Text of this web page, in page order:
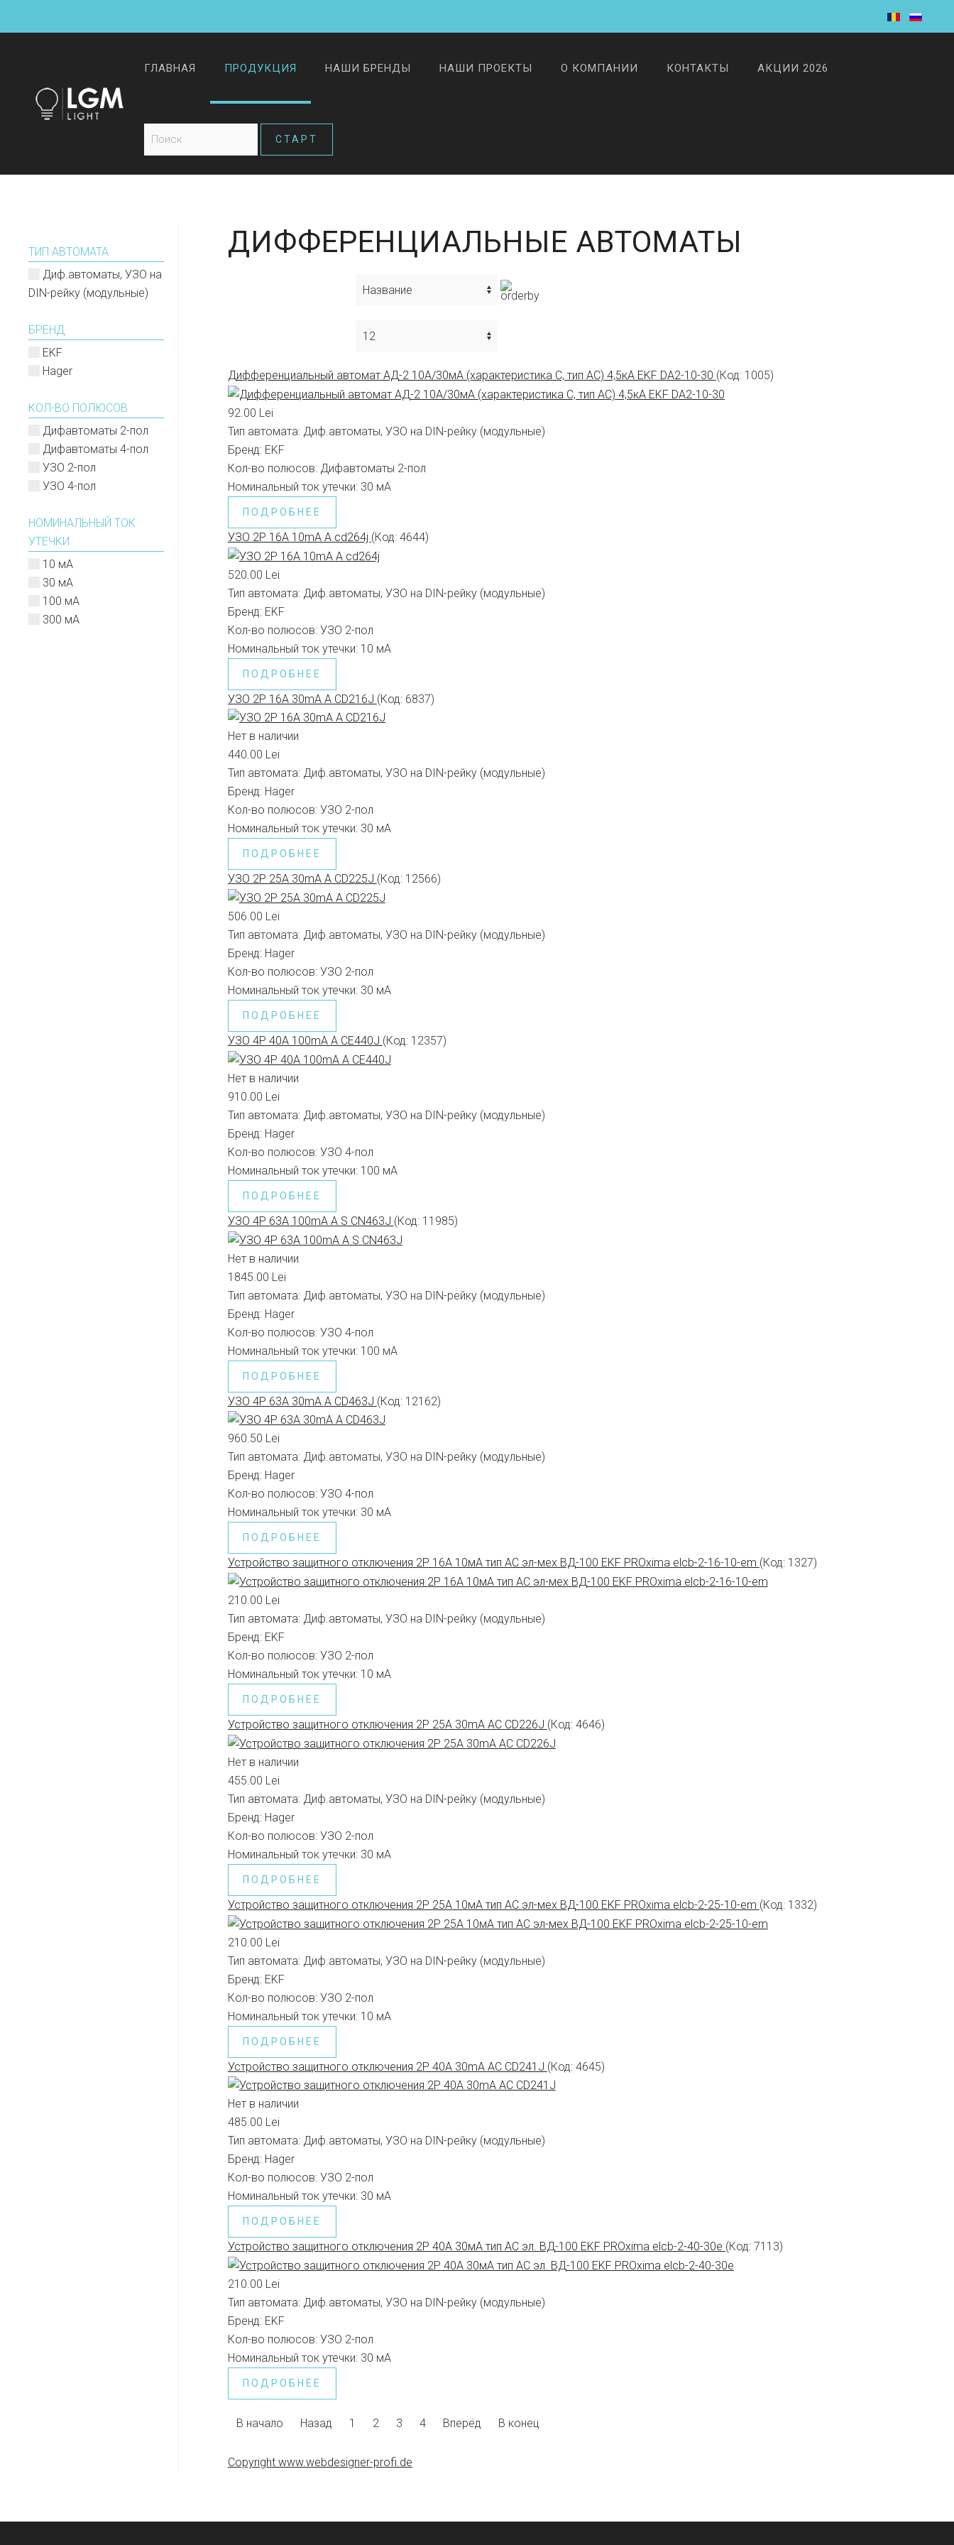
ГЛАВНАЯ ПРОДУКЦИЯ НАШИ БРЕНДЫ НАШИ ПРОЕКТЫ О КОМПАНИИ КОНТАКТЫ АКЦИИ 2026
ДИФФЕРЕНЦИАЛЬНЫЕ АВТОМАТЫ
Дифференциальный автомат АД-2 10А/30мА (характеристика C, тип AC) 4,5кА EKF DA2-10-30 (Код: 1005)
92.00 Lei
Тип автомата: Диф.автоматы, УЗО на DIN-рейку (модульные)
Бренд: EKF
Кол-во полюсов: Дифавтоматы 2-пол
Номинальный ток утечки: 30 мА
ПОДРОБНЕЕ
УЗО 2P 16A 10mA A cd264j (Код: 4644)
520.00 Lei
Тип автомата: Диф.автоматы, УЗО на DIN-рейку (модульные)
Бренд: EKF
Кол-во полюсов: УЗО 2-пол
Номинальный ток утечки: 10 мА
ПОДРОБНЕЕ
УЗО 2P 16A 30mA A CD216J (Код: 6837)
Нет в наличии
440.00 Lei
Тип автомата: Диф.автоматы, УЗО на DIN-рейку (модульные)
Бренд: Hager
Кол-во полюсов: УЗО 2-пол
Номинальный ток утечки: 30 мА
ПОДРОБНЕЕ
УЗО 2P 25A 30mA A CD225J (Код: 12566)
506.00 Lei
Тип автомата: Диф.автоматы, УЗО на DIN-рейку (модульные)
Бренд: Hager
Кол-во полюсов: УЗО 2-пол
Номинальный ток утечки: 30 мА
ПОДРОБНЕЕ
УЗО 4P 40A 100mA A CE440J (Код: 12357)
Нет в наличии
910.00 Lei
Тип автомата: Диф.автоматы, УЗО на DIN-рейку (модульные)
Бренд: Hager
Кол-во полюсов: УЗО 4-пол
Номинальный ток утечки: 100 мА
ПОДРОБНЕЕ
УЗО 4P 63A 100mA A S CN463J (Код: 11985)
Нет в наличии
1845.00 Lei
Тип автомата: Диф.автоматы, УЗО на DIN-рейку (модульные)
Бренд: Hager
Кол-во полюсов: УЗО 4-пол
Номинальный ток утечки: 100 мА
ПОДРОБНЕЕ
УЗО 4P 63A 30mA A CD463J (Код: 12162)
960.50 Lei
Тип автомата: Диф.автоматы, УЗО на DIN-рейку (модульные)
Бренд: Hager
Кол-во полюсов: УЗО 4-пол
Номинальный ток утечки: 30 мА
ПОДРОБНЕЕ
Устройство защитного отключения 2P 16А 10мА тип АС эл-мех ВД-100 EKF PROxima elcb-2-16-10-em (Код: 1327)
210.00 Lei
Тип автомата: Диф.автоматы, УЗО на DIN-рейку (модульные)
Бренд: EKF
Кол-во полюсов: УЗО 2-пол
Номинальный ток утечки: 10 мА
ПОДРОБНЕЕ
Устройство защитного отключения 2P 25A 30mA AC CD226J (Код: 4646)
Нет в наличии
455.00 Lei
Тип автомата: Диф.автоматы, УЗО на DIN-рейку (модульные)
Бренд: Hager
Кол-во полюсов: УЗО 2-пол
Номинальный ток утечки: 30 мА
ПОДРОБНЕЕ
Устройство защитного отключения 2P 25А 10мА тип АС эл-мех ВД-100 EKF PROxima elcb-2-25-10-em (Код: 1332)
210.00 Lei
Тип автомата: Диф.автоматы, УЗО на DIN-рейку (модульные)
Бренд: EKF
Кол-во полюсов: УЗО 2-пол
Номинальный ток утечки: 10 мА
ПОДРОБНЕЕ
Устройство защитного отключения 2P 40A 30mA AC CD241J (Код: 4645)
Нет в наличии
485.00 Lei
Тип автомата: Диф.автоматы, УЗО на DIN-рейку (модульные)
Бренд: Hager
Кол-во полюсов: УЗО 2-пол
Номинальный ток утечки: 30 мА
ПОДРОБНЕЕ
Устройство защитного отключения 2P 40А 30мА тип АС эл. ВД-100 EKF PROxima elcb-2-40-30e (Код: 7113)
210.00 Lei
Тип автомата: Диф.автоматы, УЗО на DIN-рейку (модульные)
Бренд: EKF
Кол-во полюсов: УЗО 2-пол
Номинальный ток утечки: 30 мА
ПОДРОБНЕЕ
В начало Назад 1 2 3 4 Вперёд В конец
Copyright www.webdesigner-profi.de
ТИП АВТОМАТА
Диф.автоматы, УЗО на
DIN-рейку (модульные)
БРЕНД
EKF
Hager
КОЛ-ВО ПОЛЮСОВ
Дифавтоматы 2-пол
Дифавтоматы 4-пол
УЗО 2-пол
УЗО 4-пол
НОМИНАЛЬНЫЙ ТОК
УТЕЧКИ
10 мА
30 мА
100 мА
300 мА